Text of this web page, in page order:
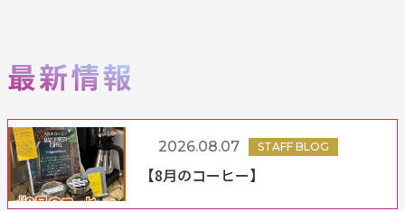
【8月のコーヒー】
2026.08.07 STAFF BLOG